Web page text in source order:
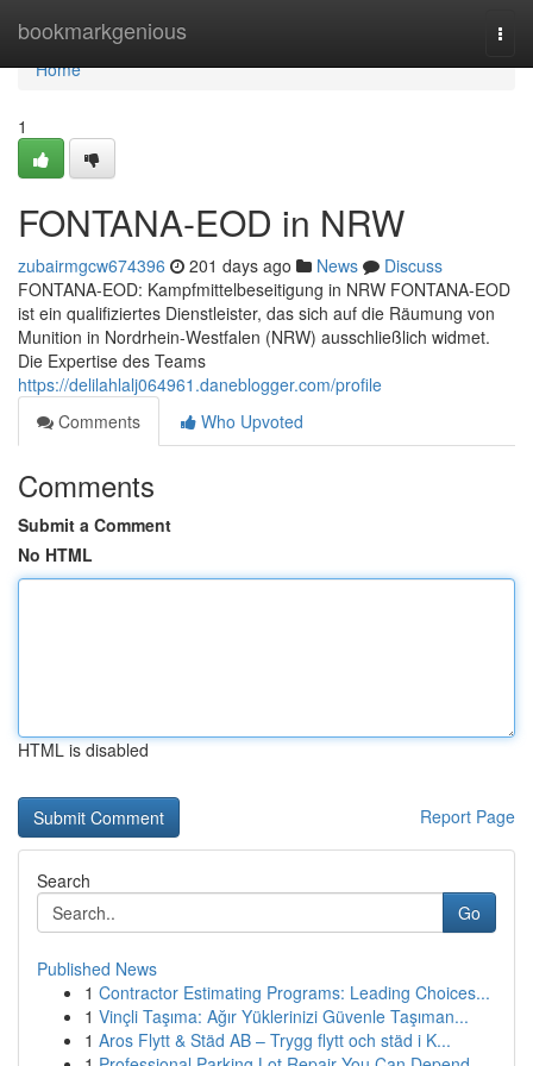
bookmarkgenious
Home
Home
1
FONTANA-EOD in NRW
zubairmgcw674396 201 days ago News
Discuss
FONTANA-EOD: Kampfmittelbeseitigung in NRW FONTANA-EOD
ist ein qualifiziertes Dienstleister, das sich auf die Räumung von
Munition in Nordrhein-Westfalen (NRW) ausschließlich widmet.
Die Expertise des Teams
https://delilahlalj064961.daneblogger.com/profile
Comments
Who Upvoted
Comments
Submit a Comment
No HTML
HTML is disabled
Report Page
Search
Go
Published News
1 Contractor Estimating Programs: Leading Choices...
1 Vinçli Taşıma: Ağır Yüklerinizi Güvenle Taşıman...
1 Aros Flytt & Städ AB – Trygg flytt och städ i K...